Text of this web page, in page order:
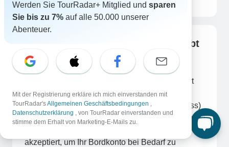
Welche Zahlungsmöglichkeiten gibt
es?
Sie können an Bord mit Bargeld, Bankkarte mit
Maestro-Symbol und Kreditkarte (Visa,
MasterCard, Diners Club und American Express)
bezahlen. Die Währung an Bord ist der Euro; es
akzeptiert, um Ihr Bordkonto bei Bedarf zu
Werden Sie TourRadar+ Mitglied und sparen
Sie bis zu 7% auf alle 50.000 unserer
Abenteuer.
Mit der Registrierung erkläre ich mich einverstanden mit
TourRadar'sAllgemeinen Geschäftsbedingungen ,
Datenschutzerklärung , von TourRadar einverstanden und
stimme dem Erhalt von Marketing-E-Mails zu.